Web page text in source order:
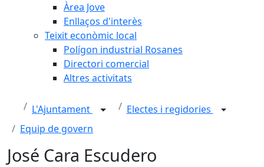
Àrea Jove
Enllaços d'interès
Teixit econòmic local
Polígon industrial Rosanes
Directori comercial
Altres activitats
L'Ajuntament
Electes i regidories
Equip de govern
José Cara Escudero